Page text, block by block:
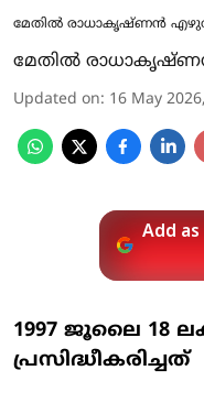
മേതില്‍ രാധാകൃഷ്ണന്‍ എഴുതിയ
മേതില്‍
Updated on: 16 May
Add
1997 ജൂലൈ 18
പ്രസിദ്ധീകരിച്ചത്